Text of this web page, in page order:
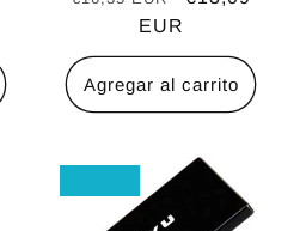
habitual
oferta
EUR
Agregar al carrito